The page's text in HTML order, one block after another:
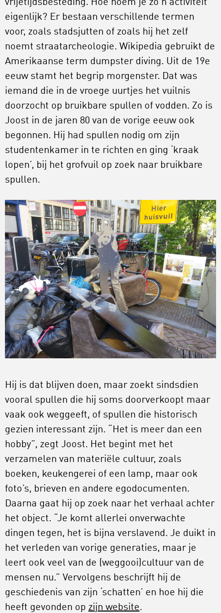
vrijetijdsbesteding. Hoe noem je zo’n activiteit
eigenlijk? Er bestaan verschillende termen
voor, zoals stadsjutten of zoals hij het zelf
noemt straatarcheologie. Wikipedia gebruikt de
Amerikaanse term dumpster diving. Uit de 19e
eeuw stamt het begrip morgenster. Dat was
iemand die in de vroege uurtjes het vuilnis
doorzocht op bruikbare spullen of vodden. Zo is
Joost in de jaren 80 van de vorige eeuw ook
begonnen. Hij had spullen nodig om zijn
studentenkamer in te richten en ging ‘kraak
lopen’, bij het grofvuil op zoek naar bruikbare
spullen.
Hij is dat blijven doen, maar zoekt sindsdien
vooral spullen die hij soms doorverkoopt maar
vaak ook weggeeft, of spullen die historisch
gezien interessant zijn. “Het is meer dan een
hobby”, zegt Joost. Het begint met het
verzamelen van materiële cultuur, zoals
boeken, keukengerei of een lamp, maar ook
foto’s, brieven en andere egodocumenten.
Daarna gaat hij op zoek naar het verhaal achter
het object. “Je komt allerlei onverwachte
dingen tegen, het is bijna verslavend. Je duikt in
het verleden van vorige generaties, maar je
leert ook veel van de (weggooi)cultuur van de
mensen nu.” Vervolgens beschrijft hij de
geschiedenis van zijn ‘schatten’ en hoe hij die
heeft gevonden op zijn website.